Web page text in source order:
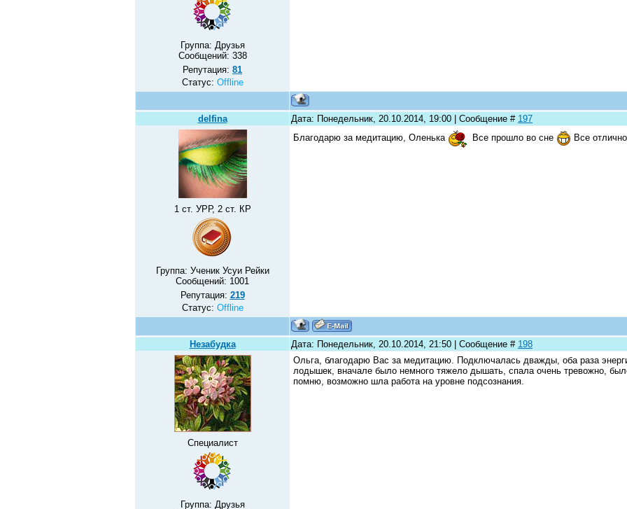
Группа: Друзья
Сообщений: 338
Репутация: 81
Статус: Offline
delfina Дата: Понедельник, 20.10.2014, 19:00 | Сообщение # 197
1 ст. УРР, 2 ст. КР
Группа: Ученик Усуи Рейки
Сообщений: 1001
Репутация: 219
Статус: Offline
Благодарю за медитацию, Оленька Все прошло во сне Все
Незабудка Дата: Понедельник, 20.10.2014, 21:50 | Сообщение # 198
Специалист
Группа: Друзья
Ольга, благодарю Вас за медитацию. Подключалась дважды, оба раза
лодышек, вначале было немного тяжело дышать, спала очень тревожно,
помню, возможно шла работа на уровне подсознания.